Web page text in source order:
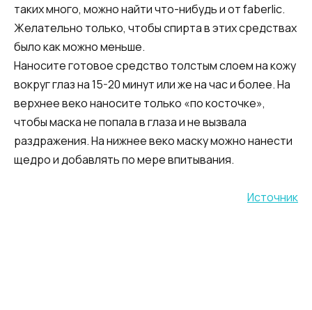
таких много, можно найти что-нибудь и от faberlic.
Желательно только, чтобы спирта в этих средствах
было как можно меньше.
Наносите готовое средство толстым слоем на кожу
вокруг глаз на 15-20 минут или же на час и более. На
верхнее веко наносите только «по косточке»,
чтобы маска не попала в глаза и не вызвала
раздражения. На нижнее веко маску можно нанести
щедро и добавлять по мере впитывания.
Источник